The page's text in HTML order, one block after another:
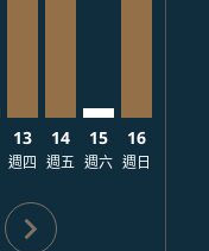
13
週四
14
週五
15
週六
16
週日
chevron_right